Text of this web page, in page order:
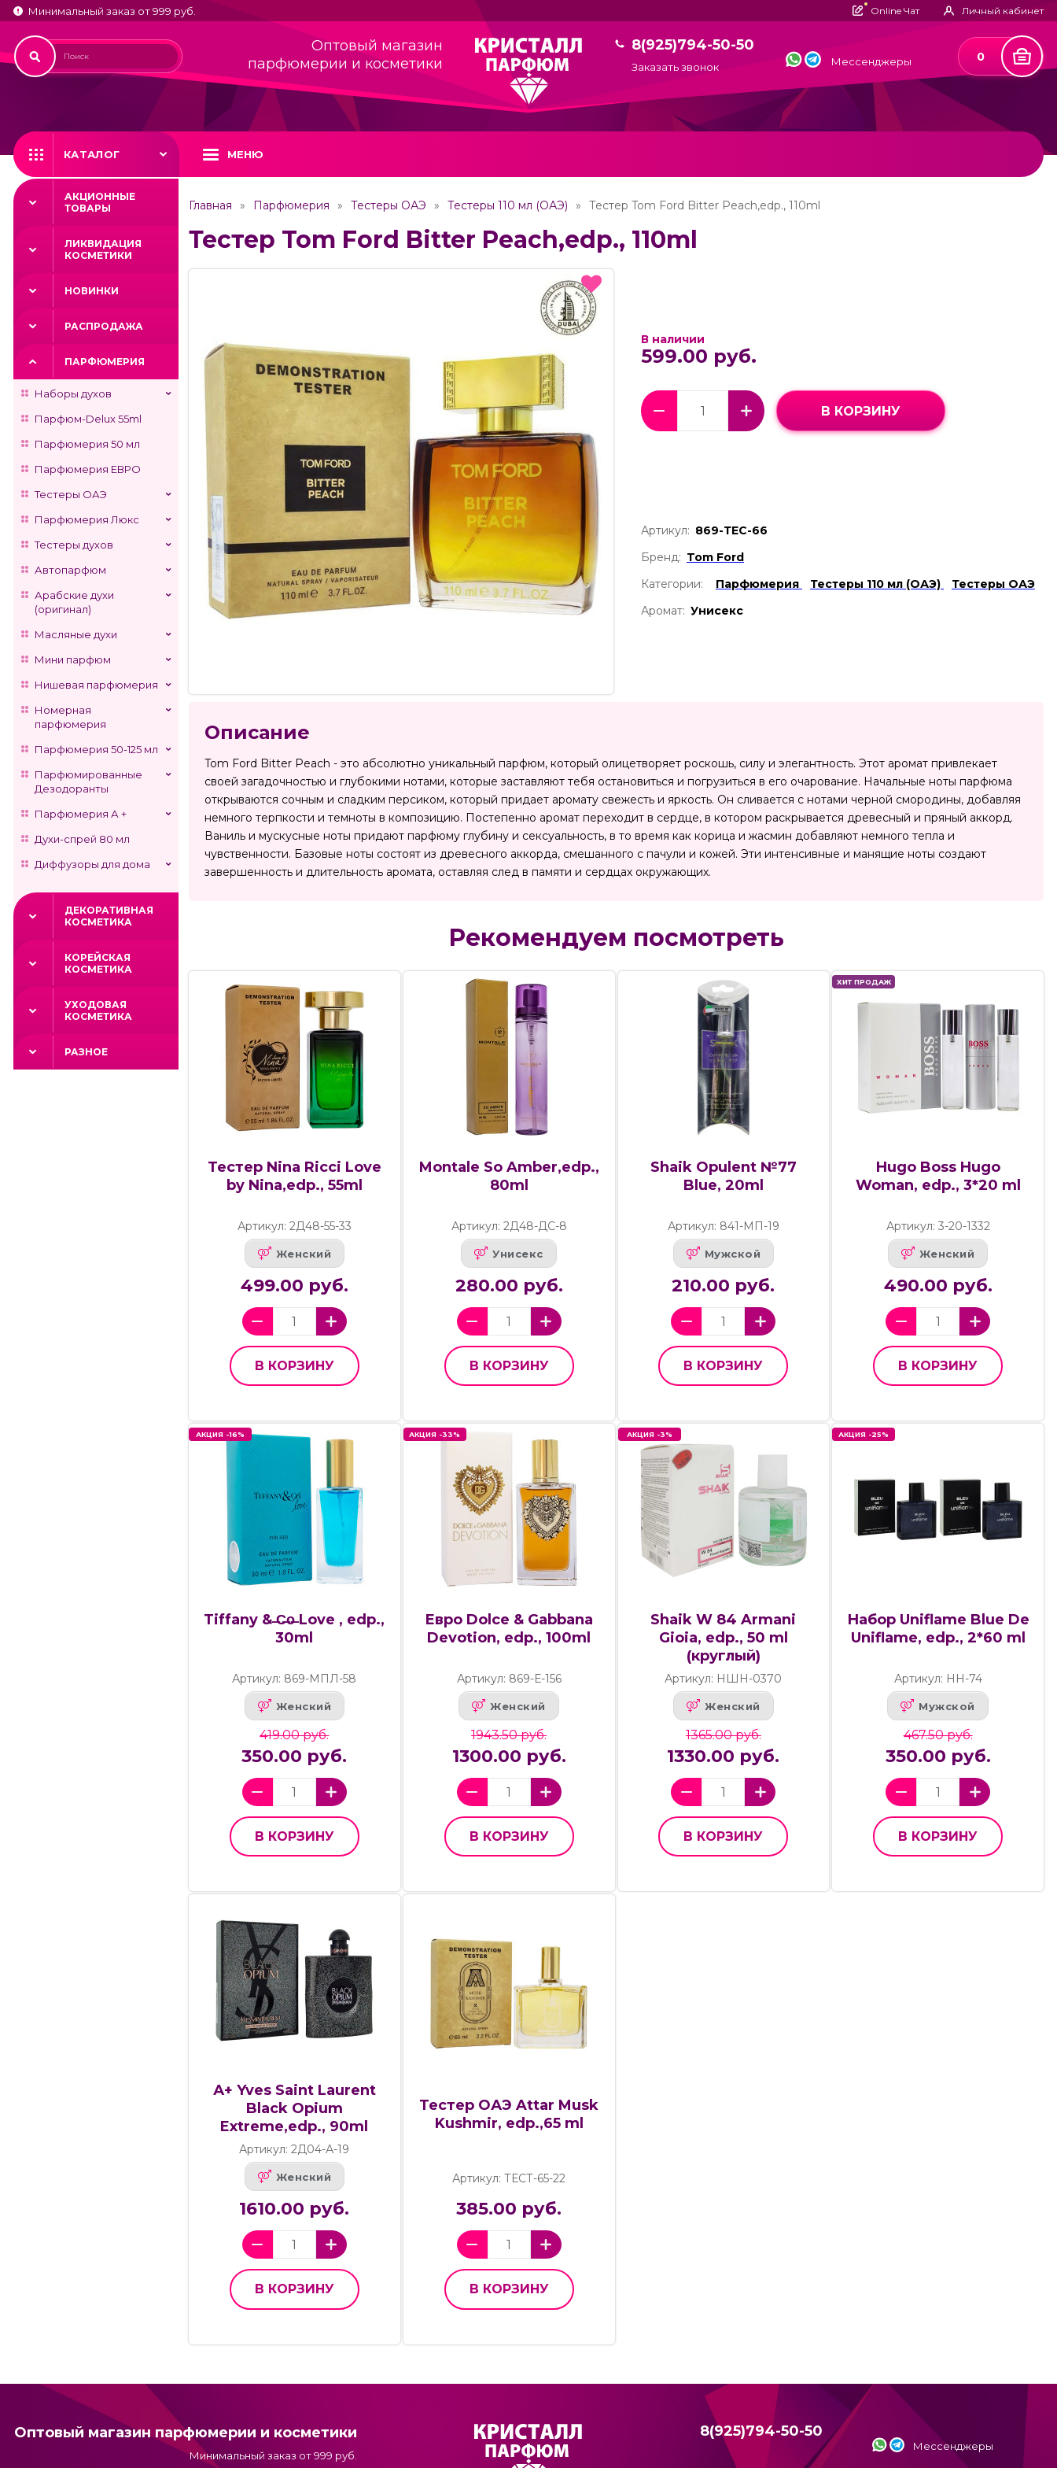
Минимальный заказ от 999 руб. Online Чат Личный кабинет
Оптовый магазин
парфюмерии и косметики
8(925)794-50-50
Заказать звонок Мессенджеры 0
КАТАЛОГ МЕНЮ
АКЦИОННЫЕ
ТОВАРЫ
ЛИКВИДАЦИЯ
КОСМЕТИКИ
НОВИНКИ
РАСПРОДАЖА
ПАРФЮМЕРИЯ
Наборы духов
Парфюм-Delux 55ml
Парфюмерия 50 мл
Парфюмерия ЕВРО
Тестеры ОАЭ
Парфюмерия Люкс
Тестеры духов
Автопарфюм
Арабские духи
(оригинал)
Масляные духи
Мини парфюм
Нишевая парфюмерия
Номерная
парфюмерия
Парфюмерия 50-125 мл
Парфюмированные
Дезодоранты
Парфюмерия А +
Духи-спрей 80 мл
Диффузоры для дома
ДЕКОРАТИВНАЯ
КОСМЕТИКА
КОРЕЙСКАЯ
КОСМЕТИКА
УХОДОВАЯ
КОСМЕТИКА
РАЗНОЕ
Главная Парфюмерия Тестеры ОАЭ Тестеры 110 мл (ОАЭ) Тестер Tom Ford Bitter Peach,edp., 110ml
Тестер Tom Ford Bitter Peach,edp., 110ml
В наличии
599.00 руб.
В КОРЗИНУ
Артикул: 869-ТЕС-66
Бренд: Tom Ford
Категории:
Парфюмерия Тестеры 110 мл (ОАЭ)
Тестеры ОАЭ
Аромат: Унисекс
Описание
Tom Ford Bitter Peach - это абсолютно уникальный парфюм, который олицетворяет роскошь, силу и элегантность. Этот аромат привлекает
своей загадочностью и глубокими нотами, которые заставляют тебя остановиться и погрузиться в его очарование. Начальные ноты парфюма
открываются сочным и сладким персиком, который придает аромату свежесть и яркость. Он сливается с нотами черной смородины, добавляя
немного терпкости и темноты в композицию. Постепенно аромат переходит в сердце, в котором раскрывается древесный и пряный аккорд.
Ваниль и мускусные ноты придают парфюму глубину и сексуальность, в то время как корица и жасмин добавляют немного тепла и
чувственности. Базовые ноты состоят из древесного аккорда, смешанного с пачули и кожей. Эти интенсивные и манящие ноты создают
завершенность и длительность аромата, оставляя след в памяти и сердцах окружающих.
Рекомендуем посмотреть
Тестер Nina Ricci Love
by Nina,edp., 55ml
Артикул: 2Д48-55-33
Женский
499.00 руб.
В КОРЗИНУ
Montale So Amber,edp.,
80ml
Артикул: 2Д48-ДС-8
Унисекс
280.00 руб.
В КОРЗИНУ
Shaik Opulent №77
Blue, 20ml
Артикул: 841-МП-19
Мужской
210.00 руб.
В КОРЗИНУ
ХИТ ПРОДАЖ
Hugo Boss Hugo
Woman, edp., 3*20 ml
Артикул: 3-20-1332
Женский
490.00 руб.
В КОРЗИНУ
АКЦИЯ -16%
Tiffany & ̶C̶o̶ Love , edp.,
30ml
Артикул: 869-МПЛ-58
Женский
419.00 руб.
350.00 руб.
В КОРЗИНУ
АКЦИЯ -33%
Евро Dolce & Gabbana
Devotion, edp., 100ml
Артикул: 869-Е-156
Женский
1943.50 руб.
1300.00 руб.
В КОРЗИНУ
АКЦИЯ -3%
Shaik W 84 Armani
Gioia, edp., 50 ml
(круглый)
Артикул: НШН-0370
Женский
1365.00 руб.
1330.00 руб.
В КОРЗИНУ
АКЦИЯ -25%
Набор Uniflame Blue De
Uniflame, edp., 2*60 ml
Артикул: НН-74
Мужской
467.50 руб.
350.00 руб.
В КОРЗИНУ
А+ Yves Saint Laurent
Black Opium
Extreme,edp., 90ml
Артикул: 2Д04-А-19
Женский
1610.00 руб.
В КОРЗИНУ
Тестер ОАЭ Attar Musk
Kushmir, edp.,65 ml
Артикул: ТЕСТ-65-22
385.00 руб.
В КОРЗИНУ
Оптовый магазин парфюмерии и косметики
Минимальный заказ от 999 руб.
8(925)794-50-50
Мессенджеры